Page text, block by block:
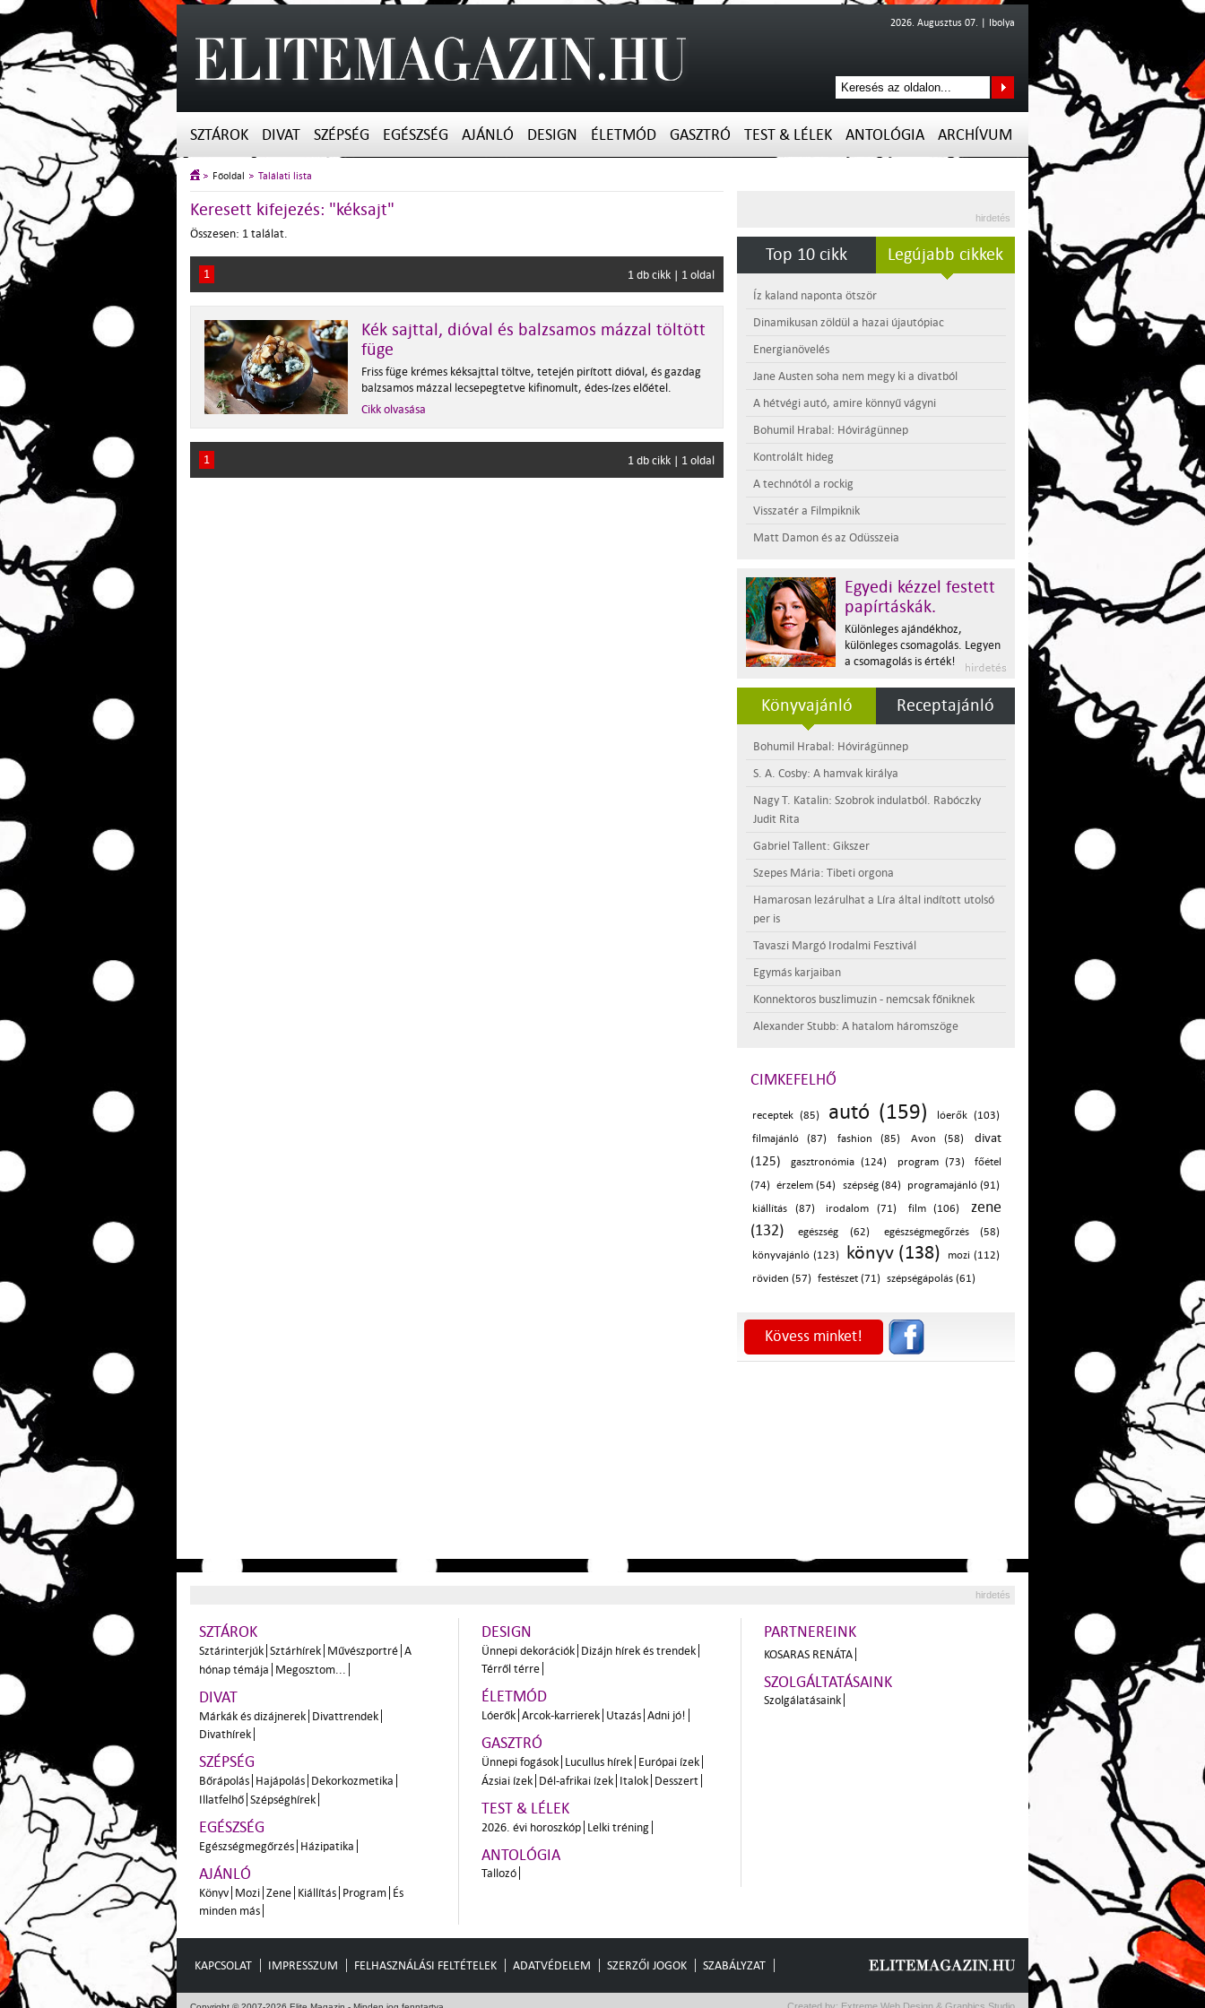
2026. Augusztus 07. | Ibolya
SZTÁROK DIVAT SZÉPSÉG EGÉSZSÉG AJÁNLÓ DESIGN ÉLETMÓD GASZTRÓ TEST & LÉLEK ANTOLÓGIA ARCHÍVUM
Főoldal Találati lista
Keresett kifejezés: "kéksajt"
Összesen: 1 találat.
1 1 db cikk | 1 oldal
Kék sajttal, dióval és balzsamos mázzal töltött
füge
Friss füge krémes kéksajttal töltve, tetején pirított dióval, és gazdag
balzsamos mázzal lecsepegtetve kifinomult, édes-ízes előétel.
Cikk olvasása
1 1 db cikk | 1 oldal
hirdetés
Top 10 cikk Legújabb cikkek
Íz kaland naponta ötször
Dinamikusan zöldül a hazai újautópiac
Energianövelés
Jane Austen soha nem megy ki a divatból
A hétvégi autó, amire könnyű vágyni
Bohumil Hrabal: Hóvirágünnep
Kontrolált hideg
A technótól a rockig
Visszatér a Filmpiknik
Matt Damon és az Odüsszeia
Egyedi kézzel festett
papírtáskák.
Különleges ajándékhoz,
különleges csomagolás. Legyen
a csomagolás is érték!
Könyvajánló Receptajánló
Bohumil Hrabal: Hóvirágünnep
S. A. Cosby: A hamvak királya
Nagy T. Katalin: Szobrok indulatból. Rabóczky
Judit Rita
Gabriel Tallent: Gikszer
Szepes Mária: Tibeti orgona
Hamarosan lezárulhat a Líra által indított utolsó
per is
Tavaszi Margó Irodalmi Fesztivál
Egymás karjaiban
Konnektoros buszlimuzin - nemcsak főniknek
Alexander Stubb: A hatalom háromszöge
CIMKEFELHŐ
receptek (85) autó (159)
lóerők (103)
filmajánló (87)
fashion (85) Avon (58)
divat
(125)
gasztronómia (124) program (73)
főétel
(74)
érzelem (54) szépség (84)
programajánló (91)
kiállítás (87)
irodalom (71) film (106)
zene
(132)
egészség (62)
egészségmegőrzés (58)
könyvajánló (123)
könyv (138)
mozi (112)
röviden (57)
festészet (71) szépségápolás (61)
Kövess minket!
hirdetés
SZTÁROK
Sztárinterjúk Sztárhírek Művészportré A
hónap témája Megosztom...
DIVAT
Márkák és dizájnerek Divattrendek
Divathírek
SZÉPSÉG
Bőrápolás Hajápolás Dekorkozmetika
Illatfelhő Szépséghírek
EGÉSZSÉG
Egészségmegőrzés Házipatika
AJÁNLÓ
Könyv Mozi Zene Kiállítás Program És
minden más
DESIGN
Ünnepi dekorációk Dizájn hírek és trendek
Térről térre
ÉLETMÓD
Lóerők Arcok-karrierek Utazás Adni jó!
GASZTRÓ
Ünnepi fogások Lucullus hírek Európai ízek
Ázsiai ízek Dél-afrikai ízek Italok Desszert
TEST & LÉLEK
2026. évi horoszkóp Lelki tréning
ANTOLÓGIA
Tallozó
PARTNEREINK
KOSARAS RENÁTA
SZOLGÁLTATÁSAINK
Szolgálatásaink
KAPCSOLAT IMPRESSZUM FELHASZNÁLÁSI FELTÉTELEK ADATVÉDELEM SZERZŐI JOGOK SZABÁLYZAT